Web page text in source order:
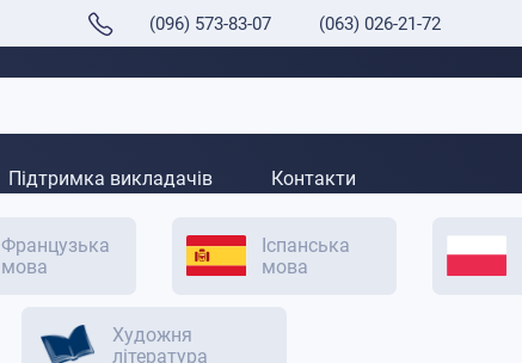
(096) 573-83-07 (063) 026-21-72
Підтримка викладачів Контакти
Французька
мова
Іспанська
мова
Художня
література